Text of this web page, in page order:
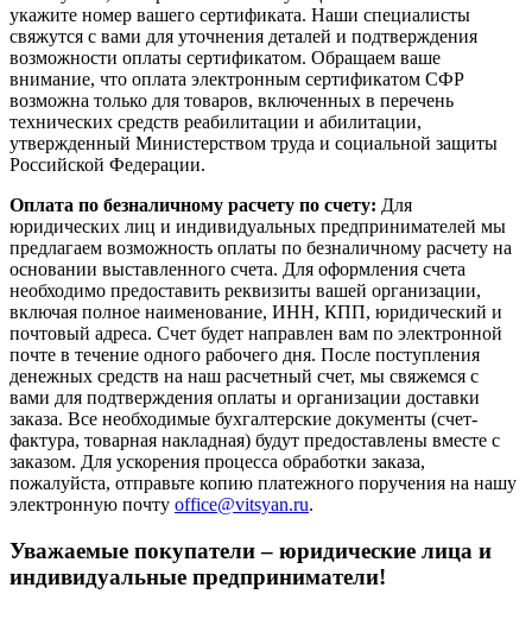
укажите номер вашего сертификата. Наши специалисты
свяжутся с вами для уточнения деталей и подтверждения
возможности оплаты сертификатом. Обращаем ваше
внимание, что оплата электронным сертификатом СФР
возможна только для товаров, включенных в перечень
технических средств реабилитации и абилитации,
утвержденный Министерством труда и социальной защиты
Российской Федерации.
Оплата по безналичному расчету по счету: Для
юридических лиц и индивидуальных предпринимателей мы
предлагаем возможность оплаты по безналичному расчету на
основании выставленного счета. Для оформления счета
необходимо предоставить реквизиты вашей организации,
включая полное наименование, ИНН, КПП, юридический и
почтовый адреса. Счет будет направлен вам по электронной
почте в течение одного рабочего дня. После поступления
денежных средств на наш расчетный счет, мы свяжемся с
вами для подтверждения оплаты и организации доставки
заказа. Все необходимые бухгалтерские документы (счет-
фактура, товарная накладная) будут предоставлены вместе с
заказом. Для ускорения процесса обработки заказа,
пожалуйста, отправьте копию платежного поручения на нашу
электронную почту office@vitsyan.ru.
Уважаемые покупатели – юридические лица и
индивидуальные предприниматели!